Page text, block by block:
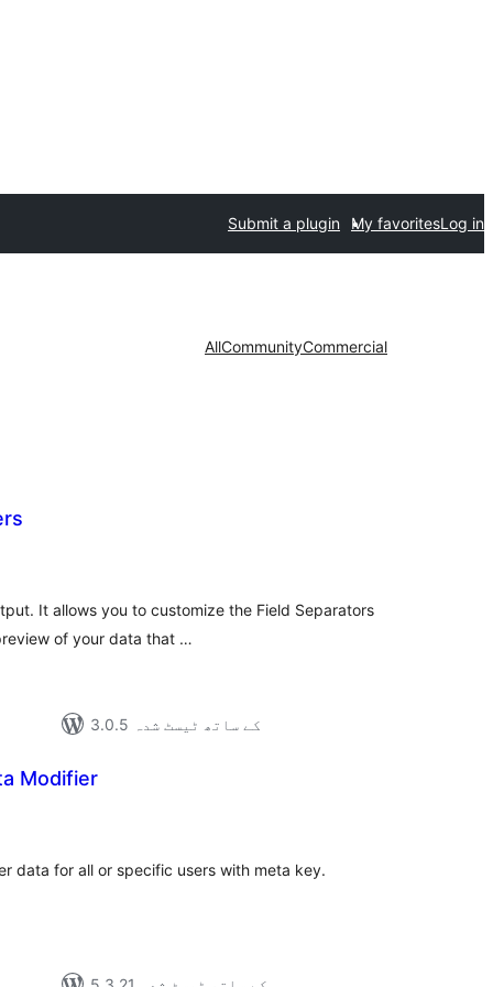
Submit a plugin My favoritesLog in
AllCommunityCommercial
It allows you to customize the Field Separators
of your data that …
3.0.5 کے ساتھ ٹیسٹ شدہ
Modifier
data for all or specific users with meta key.